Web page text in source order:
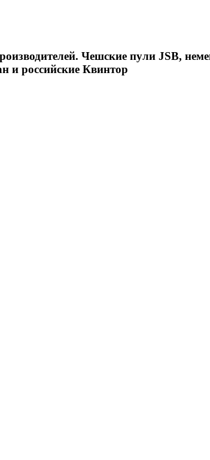
Чешские пули JSB,
и российские Квинтор